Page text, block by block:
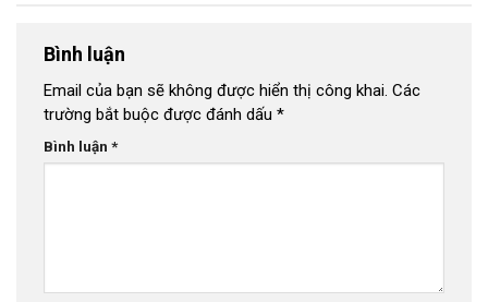
Bình luận
Email của bạn sẽ không được hiển thị công khai. Các
trường bắt buộc được đánh dấu *
Bình luận *